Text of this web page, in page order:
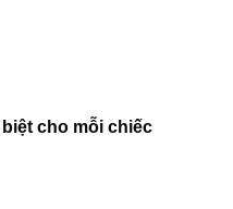
cho mỗi chiếc